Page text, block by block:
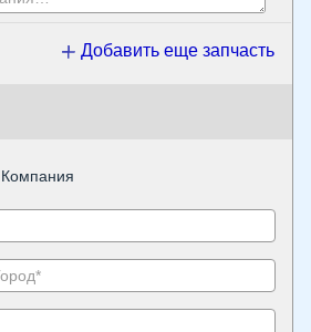
Добавить еще запчасть
Компания